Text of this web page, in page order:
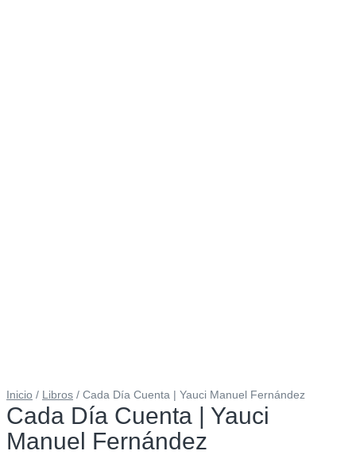
Inicio / Libros / Cada Día Cuenta | Yauci Manuel Fernández
Cada Día Cuenta | Yauci
Manuel Fernández